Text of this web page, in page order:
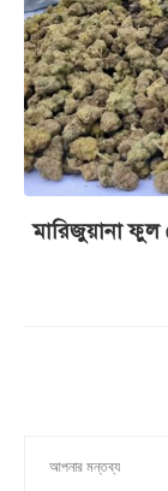
মারিজুয়ানা